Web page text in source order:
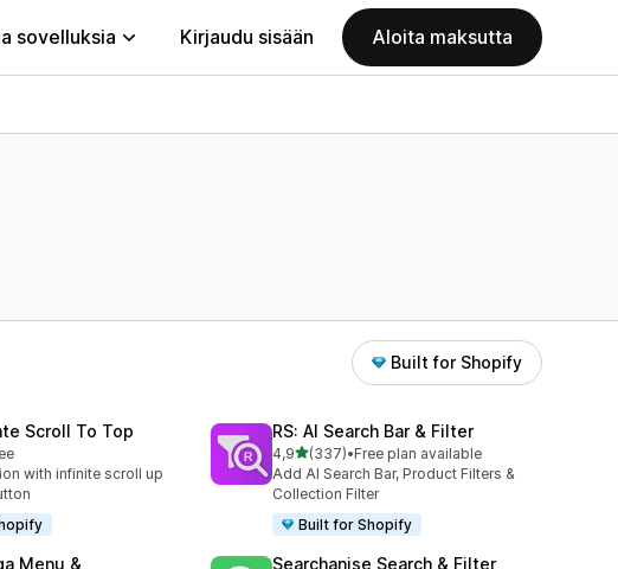
sovelluksia Kirjaudu sisään Aloita maksutta
Built for Shopify
Scroll To Top
with infinite scroll up
RS: AI Search Bar & Filter
4,9/ 5 tähteä
(337)
337 arvostelua yhteensä
•Free plan available
Add AI Search Bar, Product Filters &
Collection Filter
Built for Shopify
Menu &
Searchanise Search & Filter